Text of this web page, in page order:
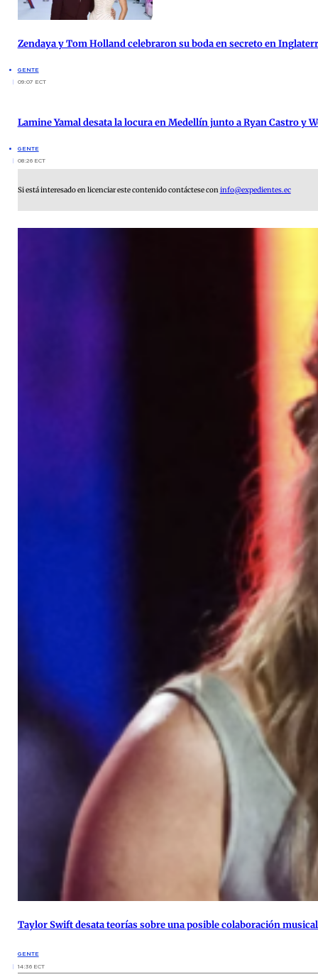
Zendaya y Tom Holland celebraron su boda en secreto en
GENTE
09:07 ECT
Lamine Yamal desata la locura en Medellín junto a Ryan Castro y
GENTE
08:26 ECT
Si está interesado en licenciar este contenido contáctese coninfo@expedientes.ec
Taylor Swift desata teorías sobre una posible colaboración
GENTE
14:36 ECT